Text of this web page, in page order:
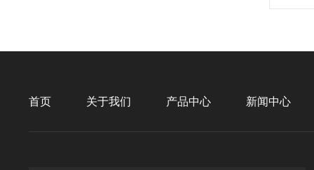
首页 关于我们 产品中心 新闻中心